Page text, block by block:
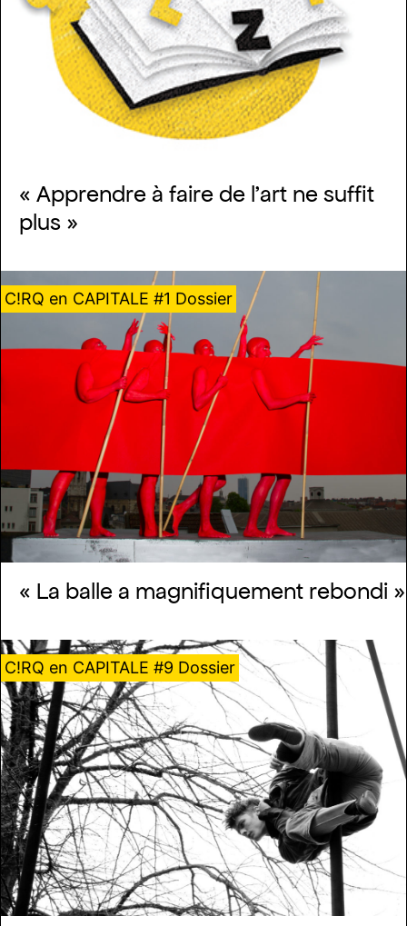
« Apprendre à faire de l’art ne suffit
plus »
C!RQ en CAPITALE #1 Dossier
« La balle a magnifiquement rebondi »
C!RQ en CAPITALE #9 Dossier